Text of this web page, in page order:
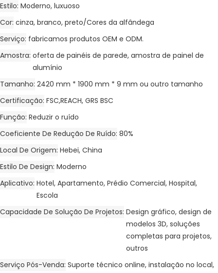
Estilo Moderno, luxuoso
Cor cinza, branco, preto/Cores da alfândega
Serviço fabricamos produtos OEM e ODM.
Amostra oferta de painéis de parede, amostra de painel de
alumínio
Tamanho 2420 mm * 1900 mm * 9 mm ou outro tamanho
Certificação FSC,REACH, GRS BSC
Função Reduzir o ruído
Coeficiente De Redução De Ruído 80%
Local De Origem Hebei, China
Estilo De Design Moderno
Aplicativo Hotel, Apartamento, Prédio Comercial, Hospital,
Escola
Capacidade De Solução De Projetos Design gráfico, design de
modelos 3D, soluções
completas para projetos,
outros
Serviço Pós-Venda Suporte técnico online, instalação no local,